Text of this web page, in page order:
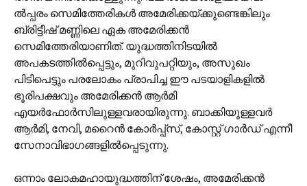
ല്‍പ്പരം സെമിത്തേരികള്‍ അമേരിക്കയ്ക്കുണ്ടെങ്കിലും
ബ്രിട്ടീഷ് മണ്ണിലെ ഏക അമേരിക്കന്‍
സെമിത്തേരിയാണിത്. യുദ്ധത്തിനിടയില്‍
അപകടത്തില്‍പ്പെട്ടും, മുറിവുപറ്റിയും, അസുഖം
പിടിപെട്ടും പരലോകം പ്രാപിച്ച ഈ പടയാളികളില്‍
ഭൂരിപക്ഷവും അമേരിക്കന്‍ ആര്‍മി
എയര്‍ഫോര്‍സിലുള്ളവരായിരുന്നു. ബാക്കിയുള്ളവര്‍
ആര്‍മി, നേവി, മറൈന്‍ കോര്‍പ്പ്‌സ്, കോസ്റ്റ് ഗാര്‍ഡ് എന്നീ
സേനാവിഭാഗങ്ങളില്‍പ്പെടുന്നു.
ഒന്നാം ലോകമഹായുദ്ധത്തിന് ശേഷം, അമേരിക്കന്‍